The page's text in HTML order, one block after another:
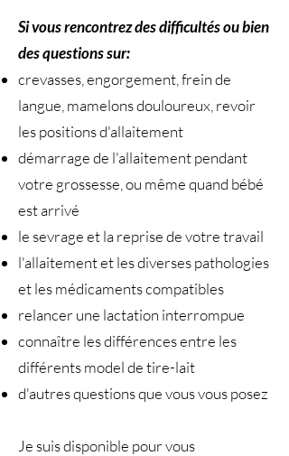
Si vous rencontrez des difficultés ou bien
des questions sur:
crevasses, engorgement, frein de
langue, mamelons douloureux, revoir
les positions d'allaitement
démarrage de l'allaitement pendant
votre grossesse, ou même quand bébé
est arrivé
le sevrage et la reprise de votre travail
l'allaitement et les diverses pathologies
et les médicaments compatibles
relancer une lactation interrompue
connaître les différences entre les
différents model de tire-lait
d'autres questions que vous vous posez
Je suis disponible pour vous